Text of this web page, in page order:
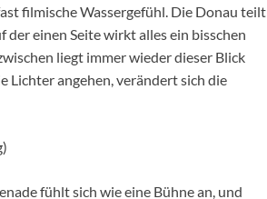
filmische Wassergefühl. Die Donau teilt
einen Seite wirkt alles ein bisschen
liegt immer wieder dieser Blick
Lichter angehen, verändert sich die
fühlt sich wie eine Bühne an, und